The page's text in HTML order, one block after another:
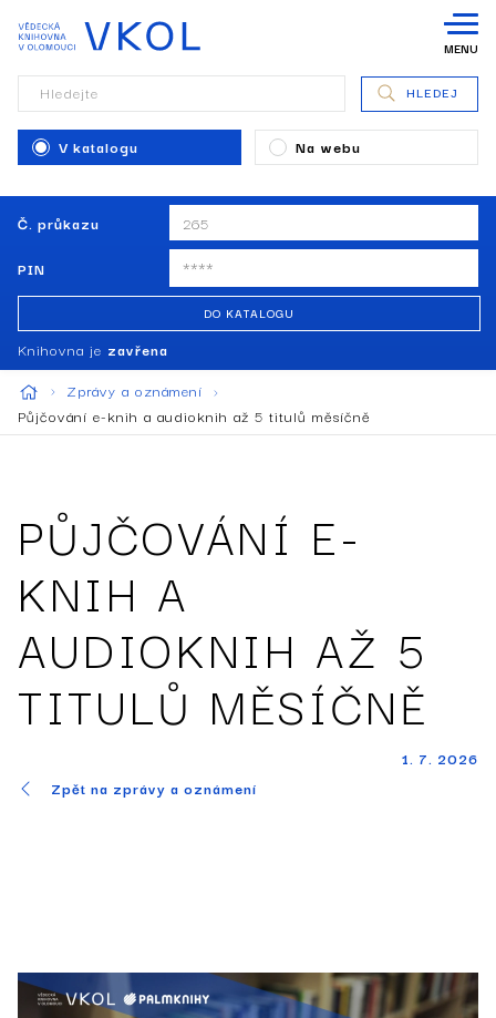
Č. průkazu
PIN
DO KATALOGU
Knihovna je zavřena
MENU
Hledejte
V katalogu Na webu
HLEDEJ
Zprávy a oznámení
Půjčování e-knih a audioknih až 5 titulů měsíčně
PŮJČOVÁNÍ E-
KNIH A
AUDIOKNIH AŽ 5
TITULŮ MĚSÍČNĚ
1. 7. 2026
Zpět na zprávy a oznámení